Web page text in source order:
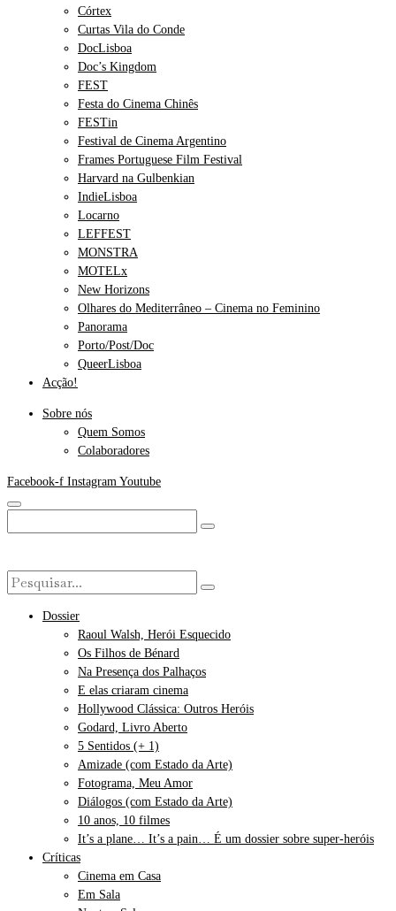
Córtex
Curtas Vila do Conde
DocLisboa
Doc’s Kingdom
FEST
Festa do Cinema Chinês
FESTin
Festival de Cinema Argentino
Frames Portuguese Film Festival
Harvard na Gulbenkian
IndieLisboa
Locarno
LEFFEST
MONSTRA
MOTELx
New Horizons
Olhares do Mediterrâneo – Cinema no Feminino
Panorama
Porto/Post/Doc
QueerLisboa
Acção!
Sobre nós
Quem Somos
Colaboradores
Facebook-f Instagram Youtube
Dossier
Raoul Walsh, Herói Esquecido
Os Filhos de Bénard
Na Presença dos Palhaços
E elas criaram cinema
Hollywood Clássica: Outros Heróis
Godard, Livro Aberto
5 Sentidos (+ 1)
Amizade (com Estado da Arte)
Fotograma, Meu Amor
Diálogos (com Estado da Arte)
10 anos, 10 filmes
It’s a plane… It’s a pain… É um dossier sobre super-heróis
Críticas
Cinema em Casa
Em Sala